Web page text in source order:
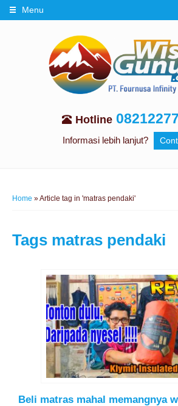
Menu
Hotline
Informasi lebih lanjut?
Home »Article tag in 'matras pendaki'
Tags matras pendaki
Beli matras mahal memangnya